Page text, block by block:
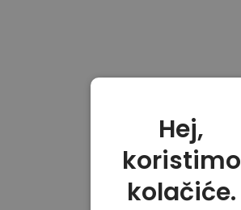
Hej,
koristimo
kolačiće.